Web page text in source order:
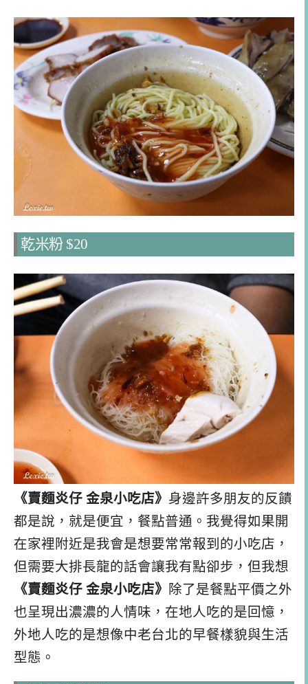
乾米粉 $20
《賣麵炎仔 金泉小吃店》 身邊許多朋友的反饋
都是說，就是便宜，餐點普通。我覺得如果開
在家裡附近是我會是想要常常報到的小吃店，
但需要大排長龍的話會讓我有點卻步，但我想
《賣麵炎仔 金泉小吃店》
除了是餐點平價之外
也呈現出濃濃的人情味，在地人吃的是回憶，
外地人吃的是想像中老台北的早餐樣貌與生活
型態。